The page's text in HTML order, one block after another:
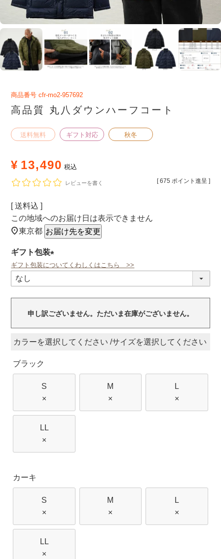
商品番号 cfr-mo2-957692
高品質 丸八ダウンハーフコート
送料無料 ギフト対応 秋冬
¥ 13,490 税込
[ 675 ポイント進呈 ]
レビューを書く
送料込
この地域へのお届け日は表示できません
東京都 お届け先を変更
ギフト包装
(必
ギフト包装についてくわしくはこちら >>
申し訳ございません。ただいま在庫がございません。
カラー サイズ
ブラック
S
×
M
×
L
×
LL
×
カーキ
S
×
M
×
L
×
LL
×